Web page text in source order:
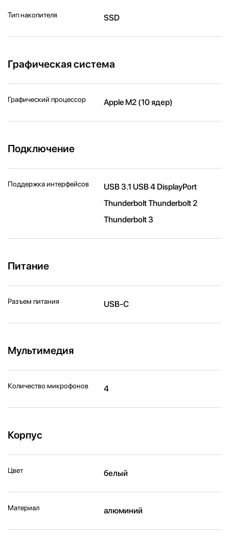
Тип накопителя SSD
Графическая система
Графический процессор Apple M2 (10 ядер)
Подключение
Поддержка интерфейсов
USB 3.1 USB 4 DisplayPort
Thunderbolt Thunderbolt 2
Thunderbolt 3
Питание
Разъем питания USB-C
Мультимедия
Количество микрофонов 4
Корпус
Цвет белый
Материал алюминий